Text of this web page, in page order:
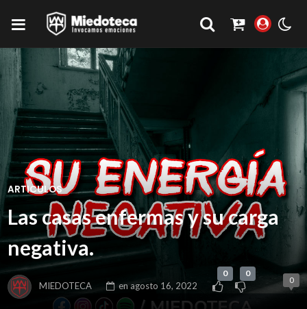
ARTICULOS
Las casas enfermas y su carga
negativa.
MIEDOTECA en agosto 16, 2022
0 0
0